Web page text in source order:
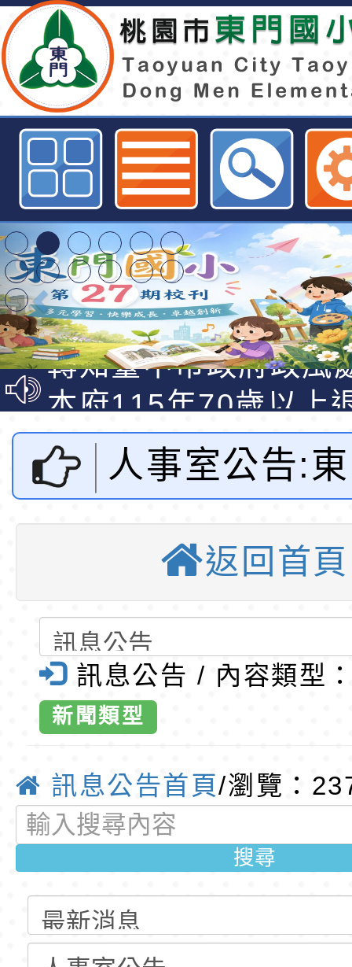
東門國小115學年度第1學期第1梯
1招錄取公告-桃園市東門國小全球
特殊教育學生及幼兒
明手冊(修訂版)與學
說明影片
轉知臺中市政府政風
光城市手牽手，綠能
走」動畫影片
本府115年70歲以上
員健康講座「吃得安
心」，請退休同仁踴
清華光罩教學專業論
動時代中的好老師：
轉環境部「淨零綠領
「115年食農教育專
育專業人員資格者報
錄取公告-桃園市桃
理人員」甄選
梯特教代課教師甄選
公告(尚有缺額)
錄取公告-桃園市桃
民小學115學年度「
班教師助理員」甄選
東門國小115學年度
梯特教代理教師甄選
特殊教育學生及幼兒
說明影片
光城市手牽手，綠能
走」動畫影片
本府115年70歲以上
員健康講座「吃得安
心」，請退休同仁踴
清華光罩教學專業論
動時代中的好老師：
教師韌性
轉環境部「淨零綠領
程」
轉農業部桃園區農業
「115年食農教育專
錄取公告-桃園市桃
人事室公告:
115學年度第
1梯代課教師
招錄取公告-
門國小全球資
返回首頁
訊息公告 / 內容類型
新聞類型
訊息公告首頁/瀏覽：
搜尋